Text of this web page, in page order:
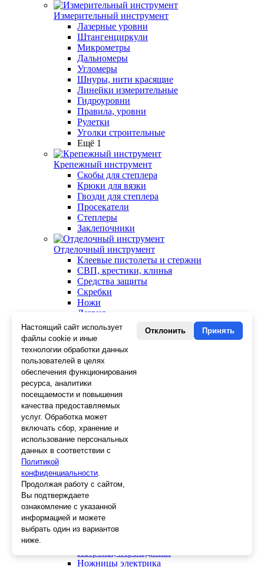
Измерительный инструмент
Лазерные уровни
Штангенциркули
Микрометры
Дальномеры
Угломеры
Шнуры, нити красящие
Линейки измерительные
Гидроуровни
Правила, уровни
Рулетки
Уголки строительные
Ещё 1
Крепежный инструмент
Скобы для степлера
Крюки для вязки
Гвозди для степлера
Просекатели
Степлеры
Заклепочники
Отделочный инструмент
Клеевые пистолеты и стержни
СВП, крестики, клинья
Средства защиты
Скребки
Ножи
Лезвия
Лента малярная, скотч
Стеклорезы
Плиткорезы
Пистолеты для герметика и пены
Шила
Стеклоткань, серпянка
Ещё 2
Слесарный инструмент
Болторезы
Тонкогубцы, утконосы
Бокорезы
Кувалды
Молотки
Головки
Зенкера, бородки, кернеры
Ножницы электрика
Настоящий сайт использует
файлы cookie и иные
технологии обработки данных
пользователей в целях
обеспечения функционирования
ресурса, аналитики
посещаемости и повышения
качества предоставляемых
услуг. Обработка может
включать сбор, хранение и
использование персональных
данных в соответствии с
Политикой
конфиденциальности.
Продолжая работу с сайтом,
Вы подтверждаете
ознакомление с указанной
информацией и можете
выбрать один из вариантов
ниже.
Отклонить Принять